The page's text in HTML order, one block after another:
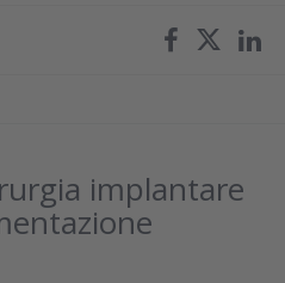
implantare